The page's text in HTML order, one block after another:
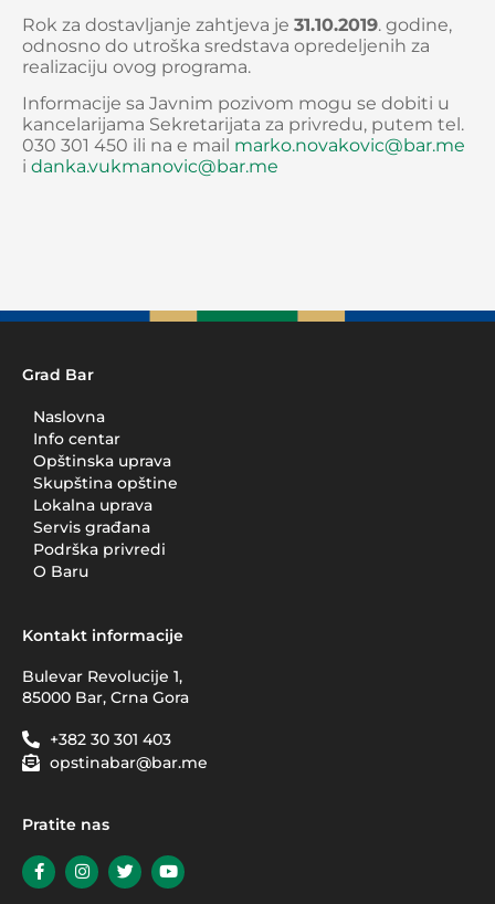
Rok za dostavljanje zahtjeva je 31.10.2019. godine,
odnosno do utroška sredstava opredeljenih za
realizaciju ovog programa.
Informacije sa Javnim pozivom mogu se dobiti u
kancelarijama Sekretarijata za privredu, putem tel.
030 301 450 ili na e mail marko.novakovic@bar.me
i danka.vukmanovic@bar.me
Grad Bar
Naslovna
Info centar
Opštinska uprava
Skupština opštine
Lokalna uprava
Servis građana
Podrška privredi
O Baru
Kontakt informacije
Bulevar Revolucije 1,
85000 Bar, Crna Gora
+382 30 301 403
opstinabar@bar.me
Pratite nas